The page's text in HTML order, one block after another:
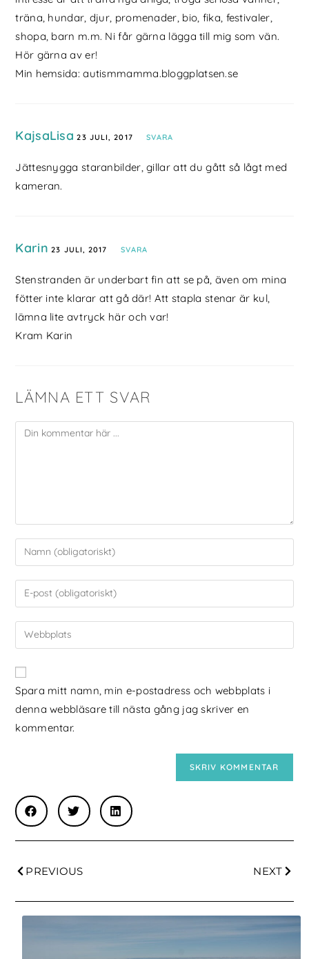
träna, hundar, djur, promenader, bio, fika, festivaler,
shopa, barn m.m. Ni får gärna lägga till mig som vän.
Hör gärna av er!
Min hemsida: autismmamma.bloggplatsen.se
KajsaLisa 23 JULI, 2017 SVARA
Jättesnygga staranbilder, gillar att du gått så lågt med
kameran.
Karin 23 JULI, 2017 SVARA
Stenstranden är underbart fin att se på, även om mina
fötter inte klarar att gå där! Att stapla stenar är kul,
lämna lite avtryck här och var!
Kram Karin
LÄMNA ETT SVAR
Spara mitt namn, min e-postadress och webbplats i
denna webbläsare till nästa gång jag skriver en
kommentar.
PREVIOUS NEXT